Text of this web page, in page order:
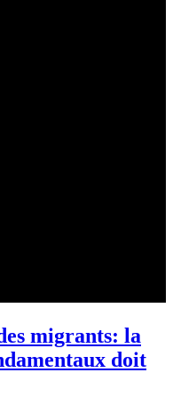
migrants: la
doit